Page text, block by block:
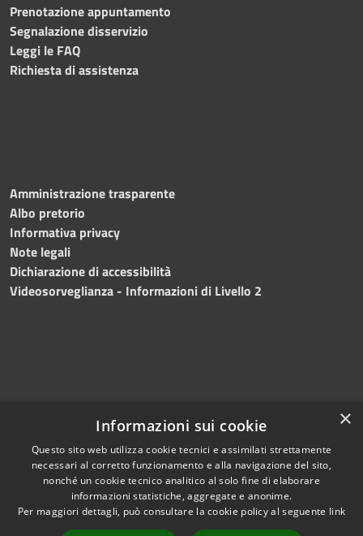
Prenotazione appuntamento
Segnalazione disservizio
Leggi le FAQ
Richiesta di assistenza
Amministrazione trasparente
Albo pretorio
Informativa privacy
Note legali
Dichiarazione di accessibilità
Videosorveglianza - Informazioni di Livello 2
Accessibilità
Privacy
Copyright © 2024 •
Comune di Mazara del
Vallo• Powered
×
Informazioni sui cookie
Questo sito web utilizza cookie tecnici e assimilati strettamente
necessari al corretto funzionamento e alla navigazione del sito,
nonché un cookie tecnico analitico al solo fine di elaborare
informazioni statistiche, aggregate e anonime.
Per maggiori dettagli, può consultare la cookie policy al seguente link